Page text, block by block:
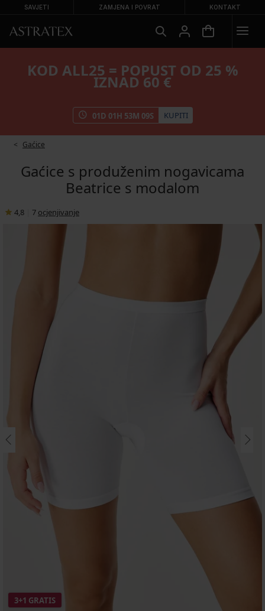
SAVJETI ZAMJENA I POVRAT KONTAKT
KOD ALL25 = POPUST OD 25 %
IZNAD 60 €
01D 01H 53M 08S KUPITI
Gaćice
Gaćice s produženim nogavicama
Beatrice s modalom
4,8 7 ocjenjivanje
3+1 GRATIS